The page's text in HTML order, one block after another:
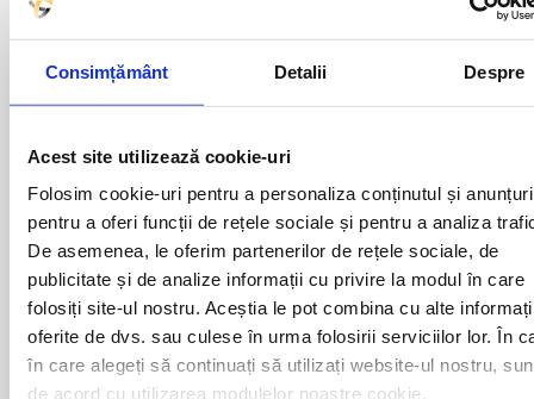
Consimțământ Detalii Despre
Acest site utilizează cookie-uri
Folosim cookie-uri pentru a personaliza conținutul și
pentru a oferi funcții de rețele sociale și pentru a analiza
De asemenea, le oferim partenerilor de rețele sociale, de
publicitate și de analize informații cu privire la modul în care
folosiți site-ul nostru. Aceștia le pot combina cu alte
oferite de dvs. sau culese în urma folosirii serviciilor lor. În
în care alegeți să continuați să utilizați website-ul nostru,
de acord cu utilizarea modulelor noastre cookie.
Plecari cu autocarul ZALAU -
OLANDA catre urmatoarele
AMSTERDAM
BREDA
DEN HAAG
EINDHOVEN
ROTTERDAM
TILBURG
UTRECHT
Curse din Romania catre